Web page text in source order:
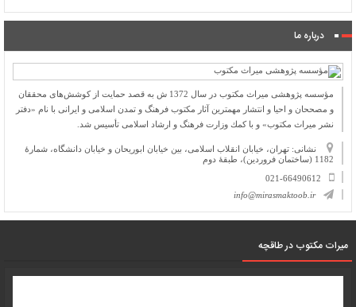
درباره ما
مؤسسه پژوهشی میراث مكتوب در سال 1372 ش به قصد حمایت از كوشش‌های محققان
و مصححان و احیا و انتشار مهمترین آثار مكتوب فرهنگ و تمدن اسلامی و ایرانی با نام «دفتر
نشر میراث مكتوب» و با كمك وزارت فرهنگ و ارشاد اسلامی تأسیس شد.
نشانی: تهران، خیابان انقلاب اسلامی، بین خیابان ابوریحان و خیابان دانشگاه، شمارۀ
1182 (ساختمان فروردین)، طبقۀ دوم
021-66490612
info@mirasmaktoob.ir
میرات مکتوب در طاقچه